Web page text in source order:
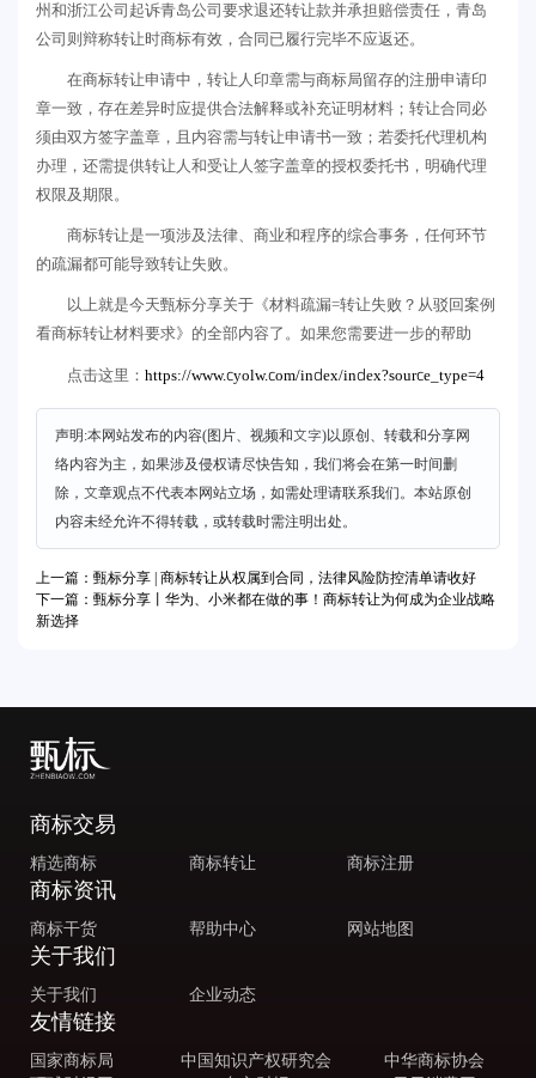
州和浙江公司起诉青岛公司要求退还转让款并承担赔偿责任，青岛
公司则辩称转让时商标有效，合同已履行完毕不应返还。
在商标转让申请中，转让人印章需与商标局留存的注册申请印
章一致，存在差异时应提供合法解释或补充证明材料；转让合同必
须由双方签字盖章，且内容需与转让申请书一致；若委托代理机构
办理，还需提供转让人和受让人签字盖章的授权委托书，明确代理
权限及期限。
商标转让是一项涉及法律、商业和程序的综合事务，任何环节
的疏漏都可能导致转让失败。
以上就是今天甄标分享关于《材料疏漏=转让失败？从驳回案例
看商标转让材料要求》的全部内容了。如果您需要进一步的帮助
点击这里： https://www.cyolw.com/index/index?source_type=4
声明:本网站发布的内容(图片、视频和文字)以原创、转载和分享网
络内容为主，如果涉及侵权请尽快告知，我们将会在第一时间删
除，文章观点不代表本网站立场，如需处理请联系我们。本站原创
内容未经允许不得转载，或转载时需注明出处。
上一篇：甄标分享 | 商标转让从权属到合同，法律风险防控清单请收好
下一篇：甄标分享丨华为、小米都在做的事！商标转让为何成为企业战略
新选择
商标交易
精选商标 商标转让 商标注册
商标资讯
商标干货 帮助中心 网站地图
关于我们
关于我们 企业动态
友情链接
国家商标局 中国知识产权研究会
中华商标协会